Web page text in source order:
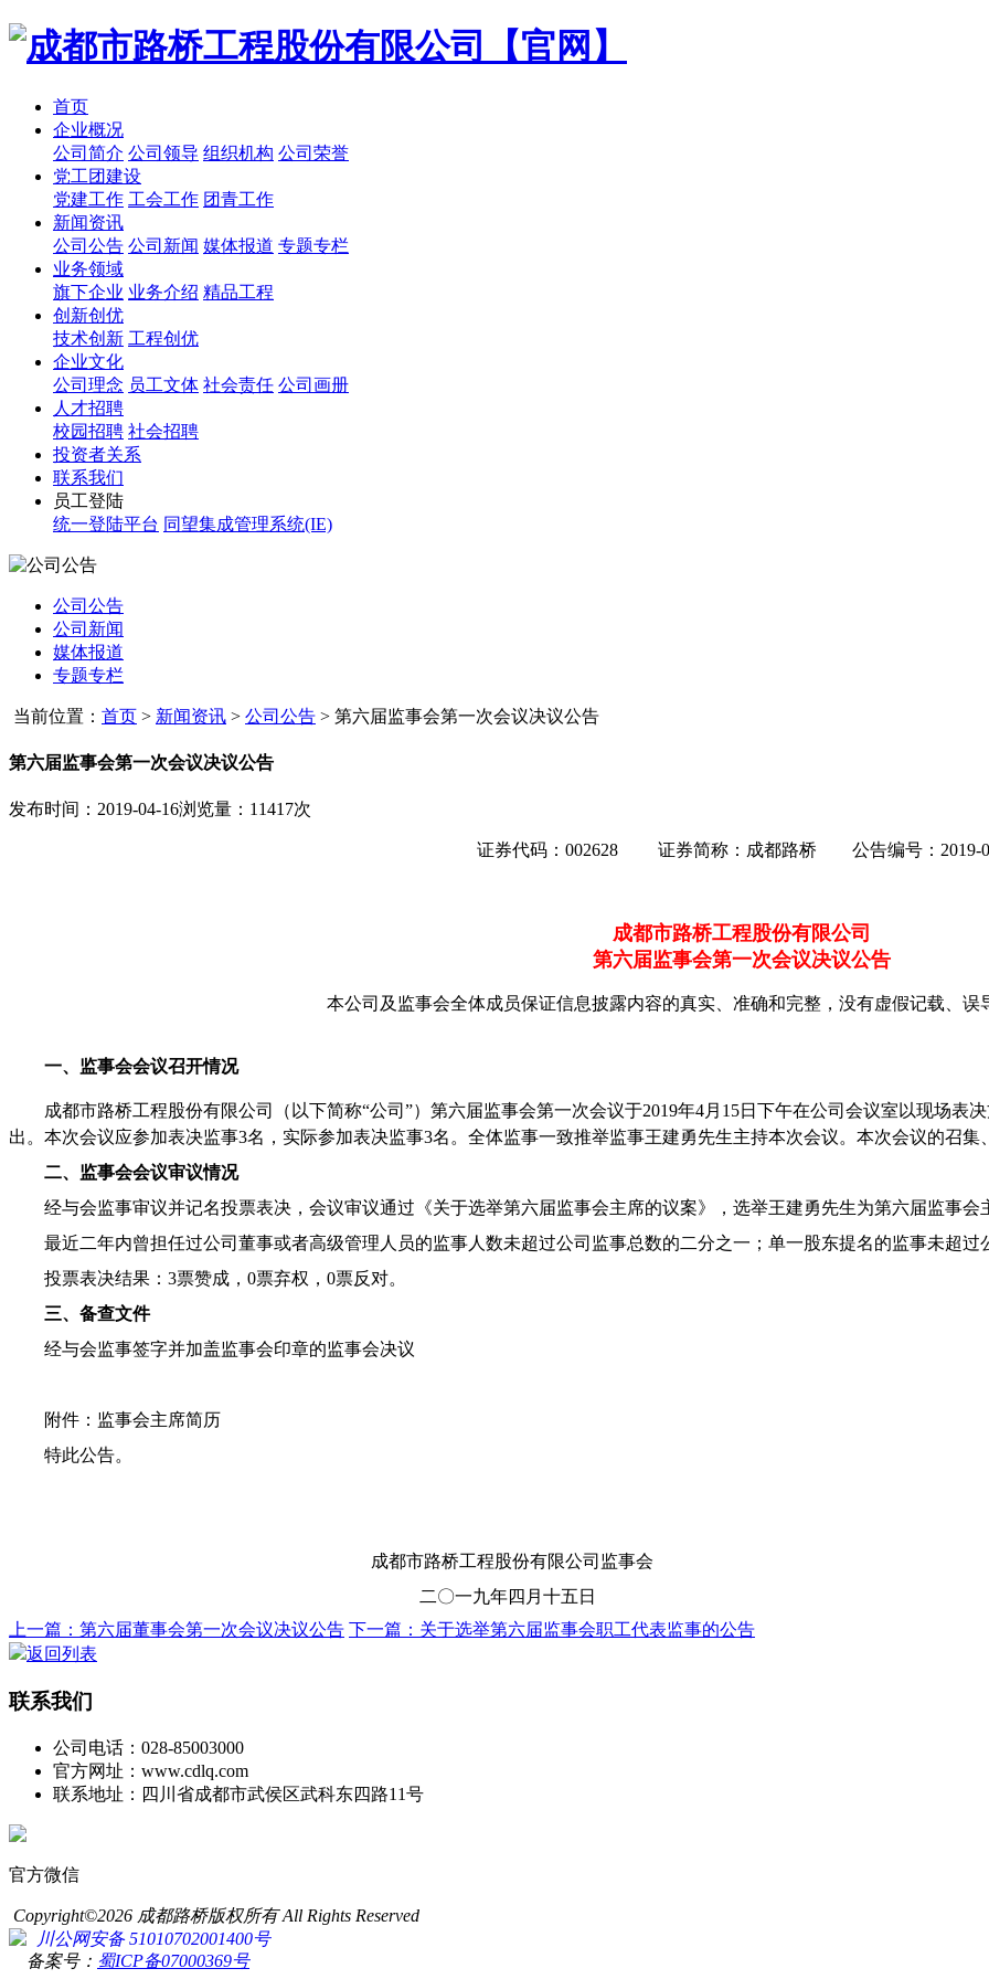
首页
企业概况
公司简介 公司领导 组织机构 公司荣誉
党工团建设
党建工作 工会工作 团青工作
新闻资讯
公司公告 公司新闻 媒体报道 专题专栏
业务领域
旗下企业 业务介绍 精品工程
创新创优
技术创新 工程创优
企业文化
公司理念 员工文体 社会责任 公司画册
人才招聘
校园招聘 社会招聘
投资者关系
联系我们
员工登陆
统一登陆平台 同望集成管理系统(IE)
公司公告
公司新闻
媒体报道
专题专栏
当前位置： 首页 > 新闻资讯 > 公司公告 > 第六届监事会第一次会议决议公告
第六届监事会第一次会议决议公告
发布时间：2019-04-16浏览量：11417次
证券代码：002628 证券简称：成都路桥 公告编号：2019-
成都市路桥工程股份有限公司
第六届监事会第一次会议决议公告
本公司及监事会全体成员保证信息披露内容的真实、准确和完整，没有虚假记载、误
一、监事会会议召开情况
成都市路桥工程股份有限公司（以下简称“公司 ”）第六届监事会第一次会议于2019年4月 15日 下午在公司会议室以现场表
出。本次会议应参加表决监事3名，实际参加表决监事3名。全体监事一致推举监事王建勇先生主持本次会议。本次会议的召
二、监事会会议审议情况
经与会监事审议并记名投票表决，会议审议通过《关于选举第六届监事会主席的议案》，选举王建勇先生为第六届监事会
最近二年内曾担任过公司董事或者高级管理人员的监事人数未超过公司监事总数的二分之一；单一股东提名的监事未超过
投票表决结果： 3票赞成， 0票弃权， 0票反对。
三、备查文件
经与会监事签字并加盖监事会印章的监事会决议
附件：监事会主席简历
特此公告。
成都市路桥工程股份有限公司监事会
二〇一九年四月十五日
上一篇：第六届董事会第一次会议决议公告 下一篇：关于选举第六届监事会职工代表监事的公告
返回列表
联系我们
公司电话：028-85003000
官方网址：www.cdlq.com
联系地址：四川省成都市武侯区武科东四路11号
官方微信
Copyright©2026 成都路桥版权所有 All Rights Reserved
川公网安备 51010702001400号
备案号： 蜀ICP备07000369号